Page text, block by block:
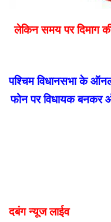
लेकिन समय पर दिमाग
पश्चिम विधानसभा के
फोन पर विधायक बनकर
दबंग न्यूज लाईव